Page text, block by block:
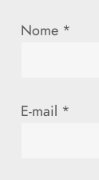
o
t
Nome *
E-mail *